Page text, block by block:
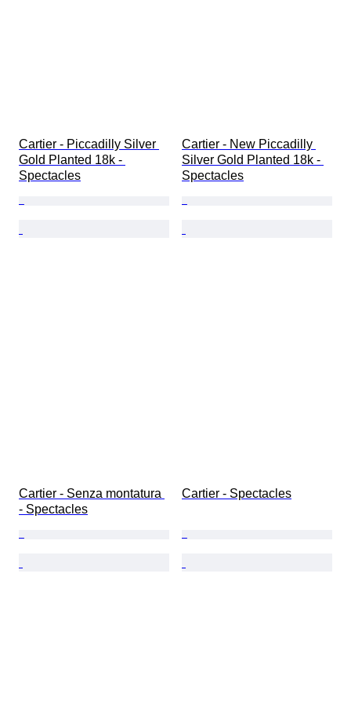
Cartier - Piccadilly Silver
Gold Planted 18k -
Spectacles
Cartier - New Piccadilly
Silver Gold Planted 18k -
Spectacles
Cartier - Senza montatura
- Spectacles
Cartier - Spectacles